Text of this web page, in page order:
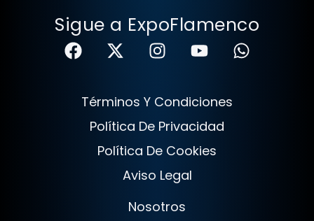
Sigue a ExpoFlamenco
Términos Y Condiciones
Política De Privacidad
Política De Cookies
Aviso Legal
Nosotros